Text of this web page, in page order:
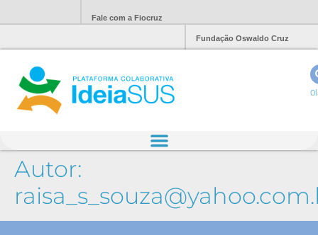
Fale com a Fiocruz
Fundação Oswaldo Cruz
Autor: